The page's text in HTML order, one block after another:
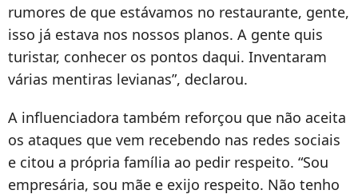
rumores de que estávamos no restaurante, gente,
isso já estava nos nossos planos. A gente quis
turistar, conhecer os pontos daqui. Inventaram
várias mentiras levianas”, declarou.
A influenciadora também reforçou que não aceita
os ataques que vem recebendo nas redes sociais
e citou a própria família ao pedir respeito. “Sou
empresária, sou mãe e exijo respeito. Não tenho